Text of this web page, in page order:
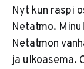
Nyt kun raspi
Netatmo.
Netatmon
ja ulkoasema.